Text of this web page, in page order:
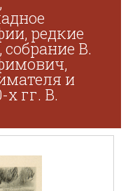
редкие
В.
и
х гг. В.